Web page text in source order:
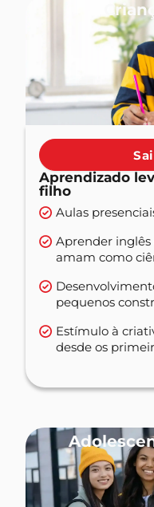
Aprendizado
filho
Aulas
Aprender
amam como
pequenos
Estímulo à
desde os